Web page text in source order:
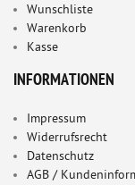
Wunschliste
Warenkorb
Kasse
INFORMATIONEN
Impressum
Widerrufsrecht
Datenschutz
AGB /